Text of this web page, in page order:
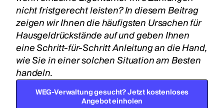
nicht fristgerecht leisten? In diesem Beitrag
zeigen wir Ihnen die häufigsten Ursachen für
Hausgeldrückstände auf und geben Ihnen
eine Schritt-für-Schritt Anleitung an die Hand,
wie Sie in einer solchen Situation am Besten
handeln.
WEG-Verwaltung gesucht? Jetzt kostenloses
Angebot einholen